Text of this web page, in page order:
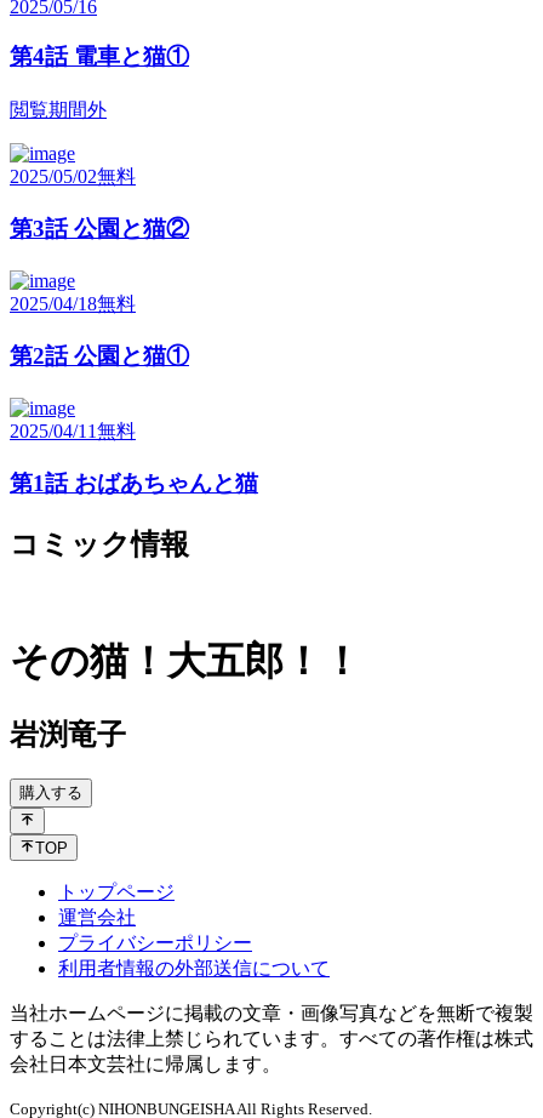
2025/05/16
第4話 電車と猫①
閲覧期間外
2025/05/02無料
第3話 公園と猫②
2025/04/18無料
第2話 公園と猫①
2025/04/11無料
第1話 おばあちゃんと猫
コミック情報
その猫！大五郎！！
岩渕竜子
購入する
TOP
トップページ
運営会社
プライバシーポリシー
利用者情報の外部送信について
当社ホームページに掲載の文章・画像写真などを無断で複製
することは法律上禁じられています。すべての著作権は株式
会社日本文芸社に帰属します。
Copyright(c) NIHONBUNGEISHA All Rights Reserved.